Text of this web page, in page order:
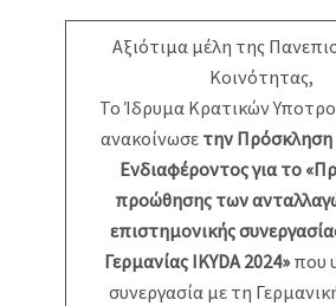
Αξιότιμα μέλη της
Κοινότητας,
Το Ίδρυμα Κρατικών
ανακοίνωσε την
Ενδιαφέροντος για το
προώθησης των
επιστημονικής
Γερμανίας IKYDA 2024»που
συνεργασία με τη